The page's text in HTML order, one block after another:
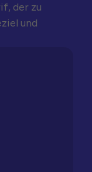
der zu
und